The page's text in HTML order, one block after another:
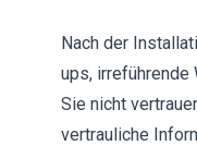
Nach der
ups, irreführende
Sie nicht
vertrauliche